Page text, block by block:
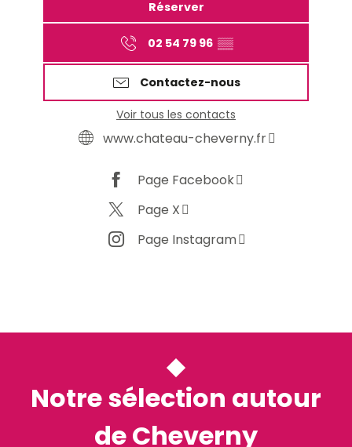
Réserver
02 54 79 96 ▒▒
Contactez-nous
Voir tous les contacts
www.chateau-cheverny.fr
Page Facebook
Page X
Page Instagram
Notre sélection autour
de Cheverny